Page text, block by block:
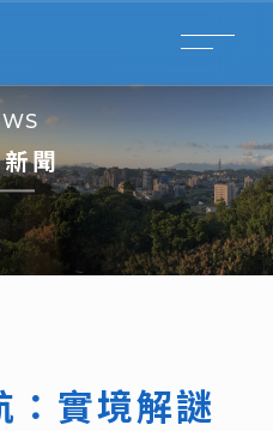
聞
：實境解謎